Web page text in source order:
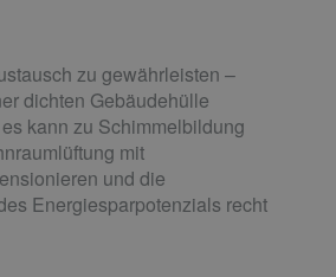
zu gewährleisten –
dichten Gebäudehülle
kann zu Schimmelbildung
mit
und die
Energiesparpotenzials recht